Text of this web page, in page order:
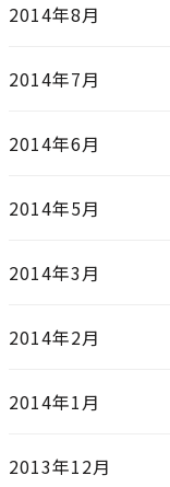
2014年8月
2014年7月
2014年6月
2014年5月
2014年3月
2014年2月
2014年1月
2013年12月